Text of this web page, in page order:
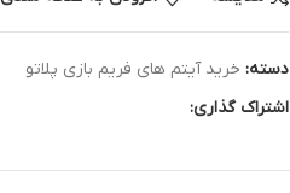
دسته: خرید آیتم های فریم بازی پلاتو
اشتراک گذاری: